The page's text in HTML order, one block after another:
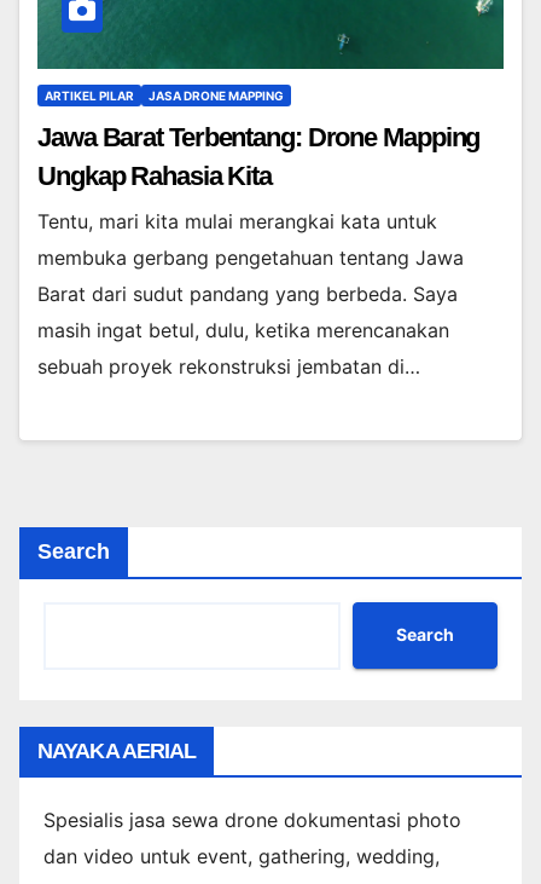
ARTIKEL PILAR JASA DRONE MAPPING
Jawa Barat Terbentang: Drone Mapping
Ungkap Rahasia Kita
Tentu, mari kita mulai merangkai kata untuk
membuka gerbang pengetahuan tentang Jawa
Barat dari sudut pandang yang berbeda. Saya
masih ingat betul, dulu, ketika merencanakan
sebuah proyek rekonstruksi jembatan di…
Search
Search
NAYAKA AERIAL
Spesialis jasa sewa drone dokumentasi photo
dan video untuk event, gathering, wedding,